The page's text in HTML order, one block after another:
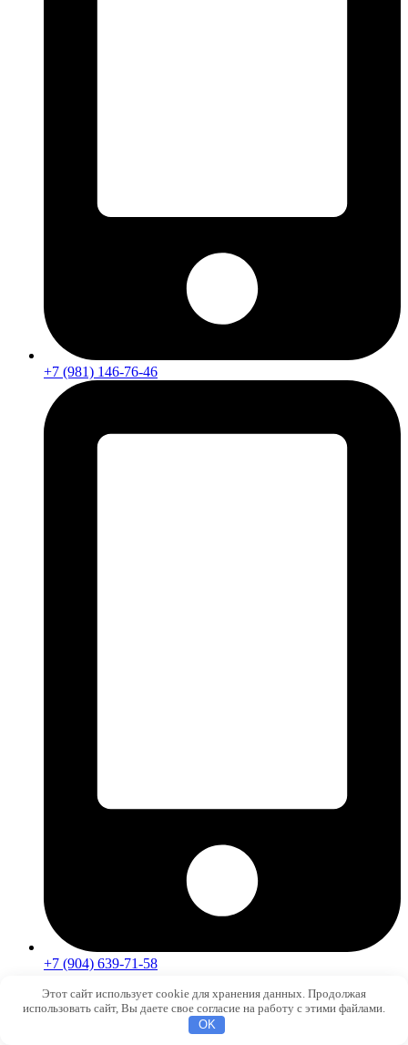
+7 (981) 146-76-46
+7 (904) 639-71-58
Этот сайт использует cookie для хранения данных. Продолжая
использовать сайт, Вы даете свое согласие на работу с этими файлами.
OK